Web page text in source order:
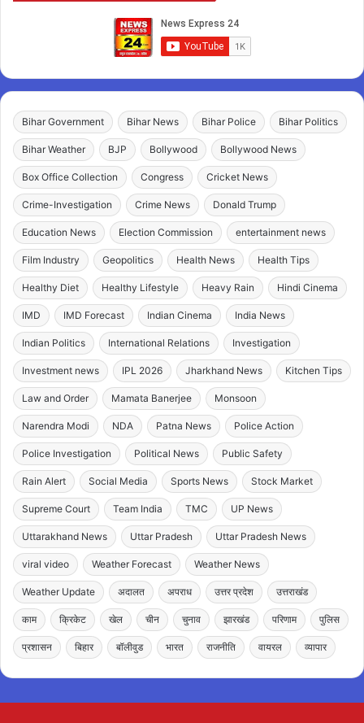
Bihar Government Bihar News Bihar Police Bihar Politics
Bihar Weather BJP Bollywood Bollywood News
Box Office Collection Congress Cricket News
Crime-Investigation Crime News Donald Trump
Education News Election Commission entertainment news
Film Industry Geopolitics Health News Health Tips
Healthy Diet Healthy Lifestyle Heavy Rain Hindi Cinema
IMD IMD Forecast Indian Cinema India News
Indian Politics International Relations Investigation
Investment news IPL 2026 Jharkhand News Kitchen Tips
Law and Order Mamata Banerjee Monsoon
Narendra Modi NDA Patna News Police Action
Police Investigation Political News Public Safety
Rain Alert Social Media Sports News Stock Market
Supreme Court Team India TMC UP News
Uttarakhand News Uttar Pradesh Uttar Pradesh News
viral video Weather Forecast Weather News
Weather Update अदालत अपराध उत्तर प्रदेश उत्तराखंड
काम क्रिकेट खेल चीन चुनाव झारखंड परिणाम पुलिस
प्रशासन बिहार बॉलीवुड भारत राजनीति वायरल व्यापार